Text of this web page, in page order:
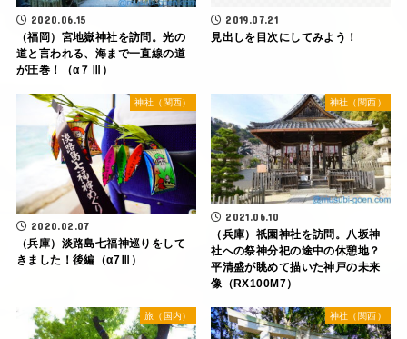
2020.06.15
（福岡）宮地嶽神社を訪問。光の
道と言われる、海まで一直線の道
が圧巻！（α７Ⅲ）
2019.07.21
見出しを目次にしてみよう！
神社（関西）
2020.02.07
（兵庫）淡路島七福神巡りをして
きました！後編（α7Ⅲ）
神社（関西）
2021.06.10
（兵庫）祇園神社を訪問。八坂神
社への祭神分祀の途中の休憩地？
平清盛が眺めて描いた神戸の未来
像（RX100M7）
旅（国内） 神社（関西）